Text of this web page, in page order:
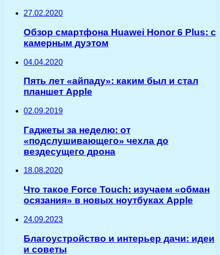
27.02.2020
Обзор смартфона Huawei Honor 6 Plus: с
камерным дуэтом
04.04.2020
Пять лет «айпаду»: каким был и стал
планшет Apple
02.09.2019
Гаджеты за неделю: от
«подслушивающего» чехла до
вездесущего дрона
18.08.2020
Что такое Force Touch: изучаем «обман
осязания» в новых ноутбуках Apple
24.09.2023
Благоустройство и интерьер дачи: идеи
и советы